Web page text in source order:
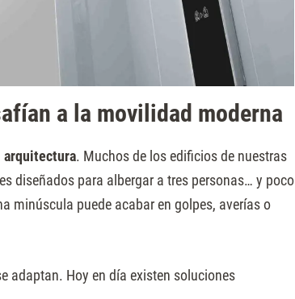
a la movilidad moderna
arquitectura. Muchos de los edificios de nuestras
diseñados para albergar a tres personas… y poco
minúscula puede acabar en golpes, averías o
adaptan. Hoy en día existen soluciones